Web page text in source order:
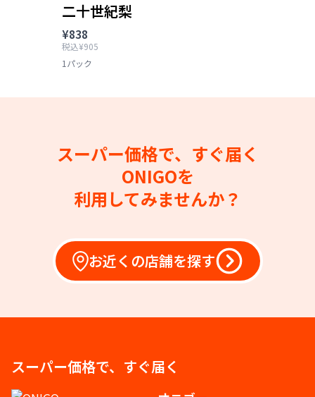
二十世紀梨
¥838
税込¥905
1パック
スーパー価格で、すぐ届く
ONIGOを
利用してみませんか？
お近くの店舗を探す
スーパー価格で、すぐ届く